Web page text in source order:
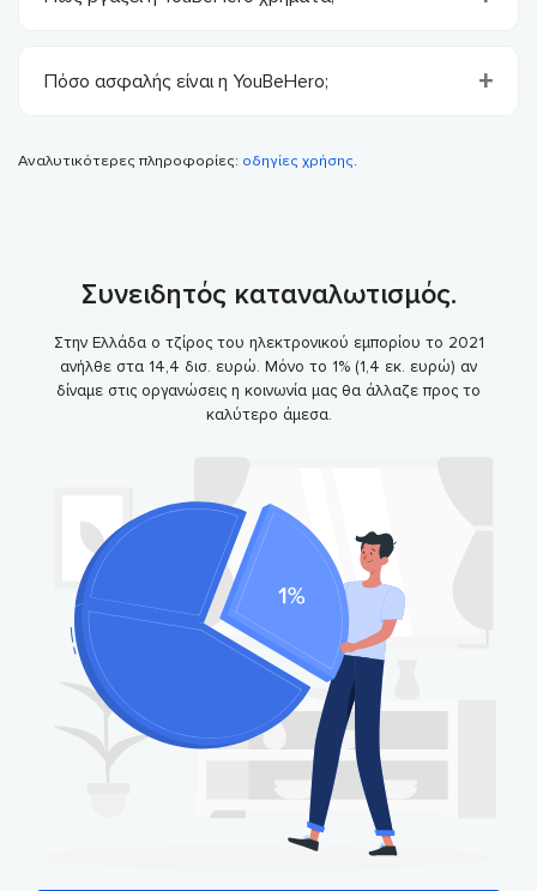
Πόσο ασφαλής είναι η YouBeHero;
Αναλυτικότερες πληροφορίες: οδηγίες χρήσης.
Συνειδητός καταναλωτισμός.
Στην Ελλάδα ο τζίρος του ηλεκτρονικού εμπορίου το 2021
ανήλθε στα 14,4 δισ. ευρώ. Μόνο το 1% (1,4 εκ. ευρώ) αν
δίναμε στις οργανώσεις η κοινωνία μας θα άλλαζε προς το
καλύτερο άμεσα.